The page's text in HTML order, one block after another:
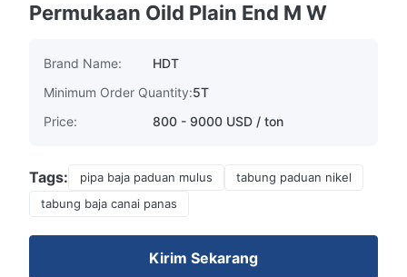
Permukaan Oild Plain End M W
Brand Name:
HDT
Minimum Order Quantity:5T
Price:
800 - 9000 USD / ton
Tags: pipa baja paduan mulus
tabung paduan nikel
tabung baja canai panas
Kirim Sekarang